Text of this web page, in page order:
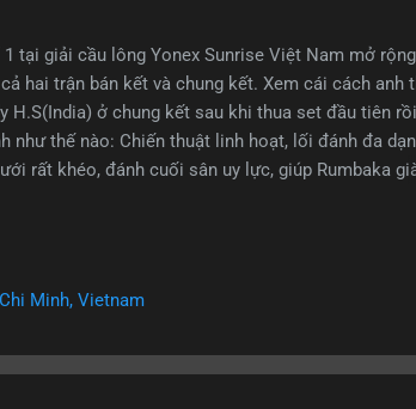
tại giải cầu lông Yonex Sunrise Việt Nam mở
hai trận bán kết và chung kết. Xem cái cách anh
H.S(India) ở chung kết sau khi thua set đầu tiên
như thế nào: Chiến thuật linh hoạt, lối đánh đa
rất khéo, đánh cuối sân uy lực, giúp Rumbaka
sâu về cuối sân tạo cơ hội cho Pranndy dứt điểm
thắng dễ set 1. Set 2, Rumbaka làm điều tương
Minh, Vietnam